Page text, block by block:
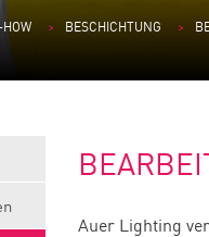
BESCHICHTUNG
Auer Lighting